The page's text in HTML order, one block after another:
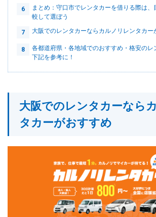
6
まとめ：守口市でレンタカーを借りる際は、
較して選ぼう
7 大阪でのレンタカーならカルノリレンタカー
8
各都道府県・各地域でのおすすめ・格安のレ
下記を参考に！
大阪でのレンタカーなら
タカーがおすすめ